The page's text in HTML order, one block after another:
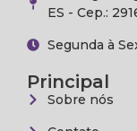
ES - Cep.:
Segunda à
Principal
Sobre nós